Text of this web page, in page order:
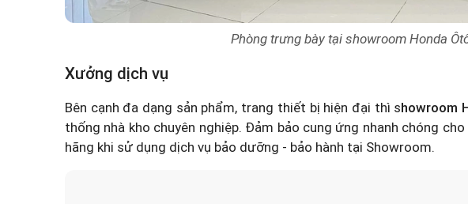
Phòng trưng bày tại showroom Honda
Xưởng dịch vụ
Bên cạnh đa dạng sản phẩm, trang thiết bị hiện đại thì showroom
thống nhà kho chuyên nghiệp. Đảm bảo cung ứng nhanh chóng
hãng khi sử dụng dịch vụ bảo dưỡng - bảo hành tại Showroom.